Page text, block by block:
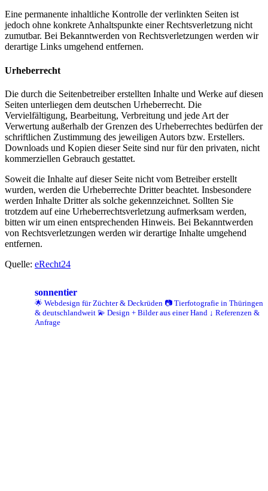
Eine permanente inhaltliche Kontrolle der verlinkten Seiten ist
jedoch ohne konkrete Anhaltspunkte einer Rechtsverletzung nicht
zumutbar. Bei Bekanntwerden von Rechtsverletzungen werden wir
derartige Links umgehend entfernen.
Urheberrecht
Die durch die Seitenbetreiber erstellten Inhalte und Werke auf diesen
Seiten unterliegen dem deutschen Urheberrecht. Die
Vervielfältigung, Bearbeitung, Verbreitung und jede Art der
Verwertung außerhalb der Grenzen des Urheberrechtes bedürfen der
schriftlichen Zustimmung des jeweiligen Autors bzw. Erstellers.
Downloads und Kopien dieser Seite sind nur für den privaten, nicht
kommerziellen Gebrauch gestattet.
Soweit die Inhalte auf dieser Seite nicht vom Betreiber erstellt
wurden, werden die Urheberrechte Dritter beachtet. Insbesondere
werden Inhalte Dritter als solche gekennzeichnet. Sollten Sie
trotzdem auf eine Urheberrechtsverletzung aufmerksam werden,
bitten wir um einen entsprechenden Hinweis. Bei Bekanntwerden
von Rechtsverletzungen werden wir derartige Inhalte umgehend
entfernen.
Quelle: eRecht24
sonnentier
🌟 Webdesign für Züchter & Deckrüden 📷 Tierfotografie in Thüringen
& deutschlandweit 💫 Design + Bilder aus einer Hand ↓ Referenzen &
Anfrage